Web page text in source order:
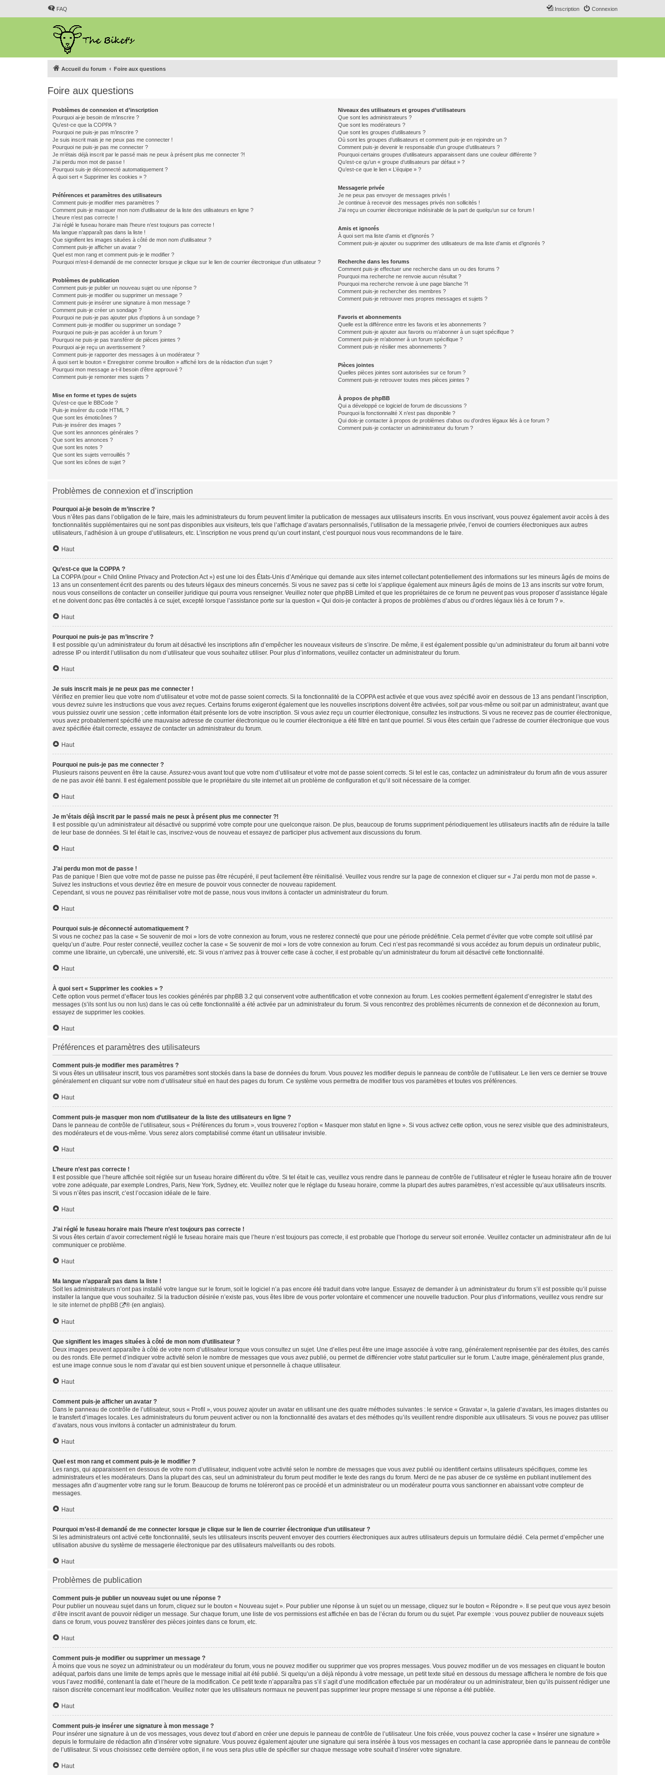
FAQ Connexion
Inscription
Accueil du forum Foire aux questions
Foire aux questions
Problèmes de connexion et d’inscription
Pourquoi ai-je besoin de m’inscrire ?
Qu’est-ce que la COPPA ?
Pourquoi ne puis-je pas m’inscrire ?
Je suis inscrit mais je ne peux pas me connecter !
Pourquoi ne puis-je pas me connecter ?
Je m’étais déjà inscrit par le passé mais ne peux à présent plus me connecter ?!
J’ai perdu mon mot de passe !
Pourquoi suis-je déconnecté automatiquement ?
À quoi sert « Supprimer les cookies » ?
Préférences et paramètres des utilisateurs
Comment puis-je modifier mes paramètres ?
Comment puis-je masquer mon nom d’utilisateur de la liste des utilisateurs en ligne ?
L’heure n’est pas correcte !
J’ai réglé le fuseau horaire mais l’heure n’est toujours pas correcte !
Ma langue n’apparaît pas dans la liste !
Que signifient les images situées à côté de mon nom d’utilisateur ?
Comment puis-je afficher un avatar ?
Quel est mon rang et comment puis-je le modifier ?
Pourquoi m’est-il demandé de me connecter lorsque je clique sur le lien de courrier électronique d’un utilisateur ?
Problèmes de publication
Comment puis-je publier un nouveau sujet ou une réponse ?
Comment puis-je modifier ou supprimer un message ?
Comment puis-je insérer une signature à mon message ?
Comment puis-je créer un sondage ?
Pourquoi ne puis-je pas ajouter plus d’options à un sondage ?
Comment puis-je modifier ou supprimer un sondage ?
Pourquoi ne puis-je pas accéder à un forum ?
Pourquoi ne puis-je pas transférer de pièces jointes ?
Pourquoi ai-je reçu un avertissement ?
Comment puis-je rapporter des messages à un modérateur ?
À quoi sert le bouton « Enregistrer comme brouillon » affiché lors de la rédaction d’un sujet ?
Pourquoi mon message a-t-il besoin d’être approuvé ?
Comment puis-je remonter mes sujets ?
Mise en forme et types de sujets
Qu’est-ce que le BBCode ?
Puis-je insérer du code HTML ?
Que sont les émoticônes ?
Puis-je insérer des images ?
Que sont les annonces générales ?
Que sont les annonces ?
Que sont les notes ?
Que sont les sujets verrouillés ?
Que sont les icônes de sujet ?
Niveaux des utilisateurs et groupes d’utilisateurs
Que sont les administrateurs ?
Que sont les modérateurs ?
Que sont les groupes d’utilisateurs ?
Où sont les groupes d’utilisateurs et comment puis-je en rejoindre un ?
Comment puis-je devenir le responsable d’un groupe d’utilisateurs ?
Pourquoi certains groupes d’utilisateurs apparaissent dans une couleur différente ?
Qu’est-ce qu’un « groupe d’utilisateurs par défaut » ?
Qu’est-ce que le lien « L’équipe » ?
Messagerie privée
Je ne peux pas envoyer de messages privés !
Je continue à recevoir des messages privés non sollicités !
J’ai reçu un courrier électronique indésirable de la part de quelqu’un sur ce forum !
Amis et ignorés
À quoi sert ma liste d’amis et d’ignorés ?
Comment puis-je ajouter ou supprimer des utilisateurs de ma liste d’amis et d’ignorés ?
Recherche dans les forums
Comment puis-je effectuer une recherche dans un ou des forums ?
Pourquoi ma recherche ne renvoie aucun résultat ?
Pourquoi ma recherche renvoie à une page blanche ?!
Comment puis-je rechercher des membres ?
Comment puis-je retrouver mes propres messages et sujets ?
Favoris et abonnements
Quelle est la différence entre les favoris et les abonnements ?
Comment puis-je ajouter aux favoris ou m’abonner à un sujet spécifique ?
Comment puis-je m’abonner à un forum spécifique ?
Comment puis-je résilier mes abonnements ?
Pièces jointes
Quelles pièces jointes sont autorisées sur ce forum ?
Comment puis-je retrouver toutes mes pièces jointes ?
À propos de phpBB
Qui a développé ce logiciel de forum de discussions ?
Pourquoi la fonctionnalité X n’est pas disponible ?
Qui dois-je contacter à propos de problèmes d’abus ou d’ordres légaux liés à ce forum ?
Comment puis-je contacter un administrateur du forum ?
Problèmes de connexion et d’inscription
Pourquoi ai-je besoin de m’inscrire ?
Vous n’êtes pas dans l’obligation de le faire, mais les administrateurs du forum peuvent limiter la publication de messages aux utilisateurs inscrits. En vous inscrivant, vous pouvez également avoir accès à des
fonctionnalités supplémentaires qui ne sont pas disponibles aux visiteurs, tels que l’affichage d’avatars personnalisés, l’utilisation de la messagerie privée, l’envoi de courriers électroniques aux autres
utilisateurs, l’adhésion à un groupe d’utilisateurs, etc. L’inscription ne vous prend qu’un court instant, c’est pourquoi nous vous recommandons de le faire.
Haut
Qu’est-ce que la COPPA ?
La COPPA (pour « Child Online Privacy and Protection Act ») est une loi des États-Unis d’Amérique qui demande aux sites internet collectant potentiellement des informations sur les mineurs âgés de moins de
13 ans un consentement écrit des parents ou des tuteurs légaux des mineurs concernés. Si vous ne savez pas si cette loi s’applique également aux mineurs âgés de moins de 13 ans inscrits sur votre forum,
nous vous conseillons de contacter un conseiller juridique qui pourra vous renseigner. Veuillez noter que phpBB Limited et que les propriétaires de ce forum ne peuvent pas vous proposer d’assistance légale
et ne doivent donc pas être contactés à ce sujet, excepté lorsque l’assistance porte sur la question « Qui dois-je contacter à propos de problèmes d’abus ou d’ordres légaux liés à ce forum ? ».
Haut
Pourquoi ne puis-je pas m’inscrire ?
Il est possible qu’un administrateur du forum ait désactivé les inscriptions afin d’empêcher les nouveaux visiteurs de s’inscrire. De même, il est également possible qu’un administrateur du forum ait banni votre
adresse IP ou interdit l’utilisation du nom d’utilisateur que vous souhaitez utiliser. Pour plus d’informations, veuillez contacter un administrateur du forum.
Haut
Je suis inscrit mais je ne peux pas me connecter !
Vérifiez en premier lieu que votre nom d’utilisateur et votre mot de passe soient corrects. Si la fonctionnalité de la COPPA est activée et que vous avez spécifié avoir en dessous de 13 ans pendant l’inscription,
vous devrez suivre les instructions que vous avez reçues. Certains forums exigeront également que les nouvelles inscriptions doivent être activées, soit par vous-même ou soit par un administrateur, avant que
vous puissiez ouvrir une session ; cette information était présente lors de votre inscription. Si vous aviez reçu un courrier électronique, consultez les instructions. Si vous ne recevez pas de courrier électronique,
vous avez probablement spécifié une mauvaise adresse de courrier électronique ou le courrier électronique a été filtré en tant que pourriel. Si vous êtes certain que l’adresse de courrier électronique que vous
avez spécifiée était correcte, essayez de contacter un administrateur du forum.
Haut
Pourquoi ne puis-je pas me connecter ?
Plusieurs raisons peuvent en être la cause. Assurez-vous avant tout que votre nom d’utilisateur et votre mot de passe soient corrects. Si tel est le cas, contactez un administrateur du forum afin de vous assurer
de ne pas avoir été banni. Il est également possible que le propriétaire du site internet ait un problème de configuration et qu’il soit nécessaire de la corriger.
Haut
Je m’étais déjà inscrit par le passé mais ne peux à présent plus me connecter ?!
Il est possible qu’un administrateur ait désactivé ou supprimé votre compte pour une quelconque raison. De plus, beaucoup de forums suppriment périodiquement les utilisateurs inactifs afin de réduire la taille
de leur base de données. Si tel était le cas, inscrivez-vous de nouveau et essayez de participer plus activement aux discussions du forum.
Haut
J’ai perdu mon mot de passe !
Pas de panique ! Bien que votre mot de passe ne puisse pas être récupéré, il peut facilement être réinitialisé. Veuillez vous rendre sur la page de connexion et cliquer sur « J’ai perdu mon mot de passe ».
Suivez les instructions et vous devriez être en mesure de pouvoir vous connecter de nouveau rapidement.
Cependant, si vous ne pouvez pas réinitialiser votre mot de passe, nous vous invitons à contacter un administrateur du forum.
Haut
Pourquoi suis-je déconnecté automatiquement ?
Si vous ne cochez pas la case « Se souvenir de moi » lors de votre connexion au forum, vous ne resterez connecté que pour une période prédéfinie. Cela permet d’éviter que votre compte soit utilisé par
quelqu’un d’autre. Pour rester connecté, veuillez cocher la case « Se souvenir de moi » lors de votre connexion au forum. Ceci n’est pas recommandé si vous accédez au forum depuis un ordinateur public,
comme une librairie, un cybercafé, une université, etc. Si vous n’arrivez pas à trouver cette case à cocher, il est probable qu’un administrateur du forum ait désactivé cette fonctionnalité.
Haut
À quoi sert « Supprimer les cookies » ?
Cette option vous permet d’effacer tous les cookies générés par phpBB 3.2 qui conservent votre authentification et votre connexion au forum. Les cookies permettent également d’enregistrer le statut des
messages (s’ils sont lus ou non lus) dans le cas où cette fonctionnalité a été activée par un administrateur du forum. Si vous rencontrez des problèmes récurrents de connexion et de déconnexion au forum,
essayez de supprimer les cookies.
Haut
Préférences et paramètres des utilisateurs
Comment puis-je modifier mes paramètres ?
Si vous êtes un utilisateur inscrit, tous vos paramètres sont stockés dans la base de données du forum. Vous pouvez les modifier depuis le panneau de contrôle de l’utilisateur. Le lien vers ce dernier se trouve
généralement en cliquant sur votre nom d’utilisateur situé en haut des pages du forum. Ce système vous permettra de modifier tous vos paramètres et toutes vos préférences.
Haut
Comment puis-je masquer mon nom d’utilisateur de la liste des utilisateurs en ligne ?
Dans le panneau de contrôle de l’utilisateur, sous « Préférences du forum », vous trouverez l’option « Masquer mon statut en ligne ». Si vous activez cette option, vous ne serez visible que des administrateurs,
des modérateurs et de vous-même. Vous serez alors comptabilisé comme étant un utilisateur invisible.
Haut
L’heure n’est pas correcte !
Il est possible que l’heure affichée soit réglée sur un fuseau horaire différent du vôtre. Si tel était le cas, veuillez vous rendre dans le panneau de contrôle de l’utilisateur et régler le fuseau horaire afin de trouver
votre zone adéquate, par exemple Londres, Paris, New York, Sydney, etc. Veuillez noter que le réglage du fuseau horaire, comme la plupart des autres paramètres, n’est accessible qu’aux utilisateurs inscrits.
Si vous n’êtes pas inscrit, c’est l’occasion idéale de le faire.
Haut
J’ai réglé le fuseau horaire mais l’heure n’est toujours pas correcte !
Si vous êtes certain d’avoir correctement réglé le fuseau horaire mais que l’heure n’est toujours pas correcte, il est probable que l’horloge du serveur soit erronée. Veuillez contacter un administrateur afin de lui
communiquer ce problème.
Haut
Ma langue n’apparaît pas dans la liste !
Soit les administrateurs n’ont pas installé votre langue sur le forum, soit le logiciel n’a pas encore été traduit dans votre langue. Essayez de demander à un administrateur du forum s’il est possible qu’il puisse
installer la langue que vous souhaitez. Si la traduction désirée n’existe pas, vous êtes libre de vous porter volontaire et commencer une nouvelle traduction. Pour plus d’informations, veuillez vous rendre sur
le site internet de phpBB
® (en anglais).
Haut
Que signifient les images situées à côté de mon nom d’utilisateur ?
Deux images peuvent apparaître à côté de votre nom d’utilisateur lorsque vous consultez un sujet. Une d’elles peut être une image associée à votre rang, généralement représentée par des étoiles, des carrés
ou des ronds. Elle permet d’indiquer votre activité selon le nombre de messages que vous avez publié, ou permet de différencier votre statut particulier sur le forum. L’autre image, généralement plus grande,
est une image connue sous le nom d’avatar qui est bien souvent unique et personnelle à chaque utilisateur.
Haut
Comment puis-je afficher un avatar ?
Dans le panneau de contrôle de l’utilisateur, sous « Profil », vous pouvez ajouter un avatar en utilisant une des quatre méthodes suivantes : le service « Gravatar », la galerie d’avatars, les images distantes ou
le transfert d’images locales. Les administrateurs du forum peuvent activer ou non la fonctionnalité des avatars et des méthodes qu’ils veuillent rendre disponible aux utilisateurs. Si vous ne pouvez pas utiliser
d’avatars, nous vous invitons à contacter un administrateur du forum.
Haut
Quel est mon rang et comment puis-je le modifier ?
Les rangs, qui apparaissent en dessous de votre nom d’utilisateur, indiquent votre activité selon le nombre de messages que vous avez publié ou identifient certains utilisateurs spécifiques, comme les
administrateurs et les modérateurs. Dans la plupart des cas, seul un administrateur du forum peut modifier le texte des rangs du forum. Merci de ne pas abuser de ce système en publiant inutilement des
messages afin d’augmenter votre rang sur le forum. Beaucoup de forums ne toléreront pas ce procédé et un administrateur ou un modérateur pourra vous sanctionner en abaissant votre compteur de
messages.
Haut
Pourquoi m’est-il demandé de me connecter lorsque je clique sur le lien de courrier électronique d’un utilisateur ?
Si les administrateurs ont activé cette fonctionnalité, seuls les utilisateurs inscrits peuvent envoyer des courriers électroniques aux autres utilisateurs depuis un formulaire dédié. Cela permet d’empêcher une
utilisation abusive du système de messagerie électronique par des utilisateurs malveillants ou des robots.
Haut
Problèmes de publication
Comment puis-je publier un nouveau sujet ou une réponse ?
Pour publier un nouveau sujet dans un forum, cliquez sur le bouton « Nouveau sujet ». Pour publier une réponse à un sujet ou un message, cliquez sur le bouton « Répondre ». Il se peut que vous ayez besoin
d’être inscrit avant de pouvoir rédiger un message. Sur chaque forum, une liste de vos permissions est affichée en bas de l’écran du forum ou du sujet. Par exemple : vous pouvez publier de nouveaux sujets
dans ce forum, vous pouvez transférer des pièces jointes dans ce forum, etc.
Haut
Comment puis-je modifier ou supprimer un message ?
À moins que vous ne soyez un administrateur ou un modérateur du forum, vous ne pouvez modifier ou supprimer que vos propres messages. Vous pouvez modifier un de vos messages en cliquant le bouton
adéquat, parfois dans une limite de temps après que le message initial ait été publié. Si quelqu’un a déjà répondu à votre message, un petit texte situé en dessous du message affichera le nombre de fois que
vous l’avez modifié, contenant la date et l’heure de la modification. Ce petit texte n’apparaîtra pas s’il s’agit d’une modification effectuée par un modérateur ou un administrateur, bien qu’ils puissent rédiger une
raison discrète concernant leur modification. Veuillez noter que les utilisateurs normaux ne peuvent pas supprimer leur propre message si une réponse a été publiée.
Haut
Comment puis-je insérer une signature à mon message ?
Pour insérer une signature à un de vos messages, vous devez tout d’abord en créer une depuis le panneau de contrôle de l’utilisateur. Une fois créée, vous pouvez cocher la case « Insérer une signature »
depuis le formulaire de rédaction afin d’insérer votre signature. Vous pouvez également ajouter une signature qui sera insérée à tous vos messages en cochant la case appropriée dans le panneau de contrôle
de l’utilisateur. Si vous choisissez cette dernière option, il ne vous sera plus utile de spécifier sur chaque message votre souhait d’insérer votre signature.
Haut